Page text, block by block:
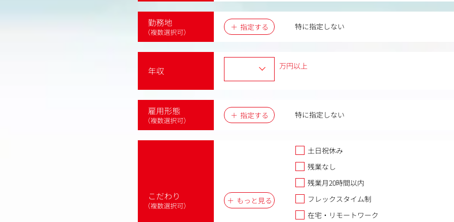
勤務地
（複数選択可）
指定する 特に指定しない
年収 万円以上
雇用形態
（複数選択可）
指定する 特に指定しない
こだわり
（複数選択可）
もっと見る
土日祝休み
残業なし
残業月20時間以内
フレックスタイム制
在宅・リモートワーク